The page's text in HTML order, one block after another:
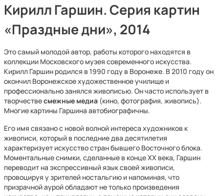
Кирилл Гаршин. Серия картин
«Праздные дни», 2014
Это самый молодой автор, работы которого находятся в
коллекции Московского музея современного искусства.
Кирилл Гаршин родился в 1990 году в Воронеже. В 2010 году он
окончил Воронежское художественное училище и
профессионально занялся живописью. Он часто использует в
творчествесмежные медиа (кино, фотография, живопись).
Многие картины Гаршина автобиографичны.
Его имя связано с новой волной интереса художников к
живописи, который в последние два десятилетия
характеризует искусство стран бывшего Восточного блока.
Моментальные снимки, сделанные в конце XX века, Гаршин
переводит на экспрессивный язык своей живописи,
провоцируя у зрителей ностальгию и напоминая, что
призрачной аурой обладают не только произведения